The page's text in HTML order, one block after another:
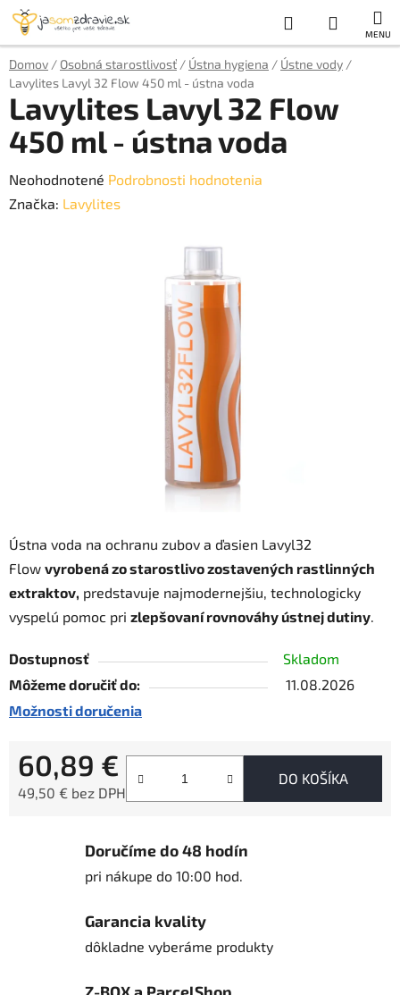
Prejsť
obsah
Hľadať
KOŠÍK
Domov / Osobná starostlivosť / Ústna hygiena / Ústne vody /
Lavylites Lavyl 32 Flow 450 ml - ústna voda
Ústna voda na ochranu zubov a ďasien Lavyl32
Flow vyrobená zo starostlivo zostavených rastlinných
extraktov, predstavuje najmodernejšiu, technologicky
vyspelú pomoc pri zlepšovaní rovnováhy ústnej dutiny.
Dostupnosť
Skladom
Môžeme doručiť do:
11.08.2026
Možnosti doručenia
60,89 €
49,50 € bez DPH
DO KOŠÍKA
Lavylites Lavyl 32 Flow
450 ml - ústna voda
Priemerné
hodnotenie
Neohodnotené Podrobnosti hodnotenia
Značka: Lavylites
Doručíme do 48 hodín
pri nákupe do 10:00 hod.
Garancia kvality
dôkladne vyberáme produkty